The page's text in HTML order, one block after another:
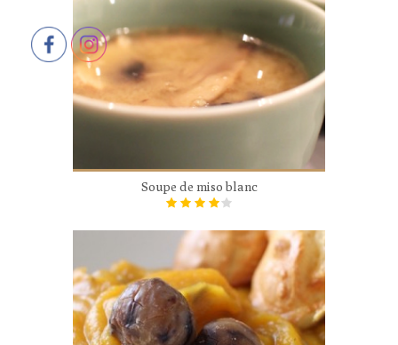
Soupe de miso blanc